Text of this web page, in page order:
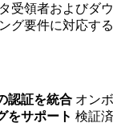
受領者およびダ
グ要件に対応する
認証を統合 オン
をサポート 検証